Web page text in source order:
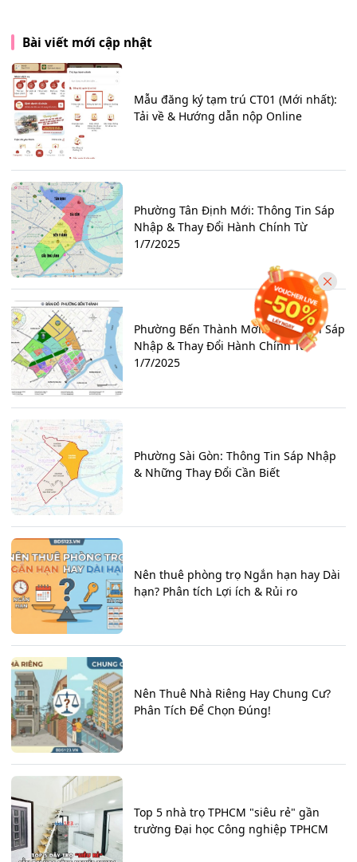
Bài viết mới cập nhật
Mẫu đăng ký tạm trú CT01 (Mới nhất):
Tải về & Hướng dẫn nộp Online
Phường Tân Định Mới: Thông Tin Sáp
Nhập & Thay Đổi Hành Chính Từ
1/7/2025
Phường Bến Thành Mới: Thông Tin Sáp
Nhập & Thay Đổi Hành Chính Từ
1/7/2025
Phường Sài Gòn: Thông Tin Sáp Nhập
& Những Thay Đổi Cần Biết
Nên thuê phòng trọ Ngắn hạn hay Dài
hạn? Phân tích Lợi ích & Rủi ro
Nên Thuê Nhà Riêng Hay Chung Cư?
Phân Tích Để Chọn Đúng!
Top 5 nhà trọ TPHCM "siêu rẻ" gần
trường Đại học Công nghiệp TPHCM